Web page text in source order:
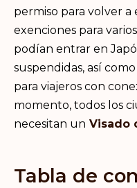
Tabla de
permiso para volver a
exenciones para
podían entrar en
suspendidas, así
para viajeros con
momento, todos los
necesitan un Visado